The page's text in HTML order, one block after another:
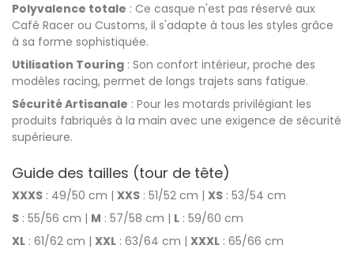
Polyvalence totale : Ce casque n'est pas réservé aux
Café Racer ou Customs, il s'adapte à tous les styles grâce
à sa forme sophistiquée.
Utilisation Touring : Son confort intérieur, proche des
modèles racing, permet de longs trajets sans fatigue.
Sécurité Artisanale : Pour les motards privilégiant les
produits fabriqués à la main avec une exigence de sécurité
supérieure.
Guide des tailles (tour de tête)
XXXS : 49/50 cm | XXS : 51/52 cm | XS : 53/54 cm
S : 55/56 cm | M : 57/58 cm | L : 59/60 cm
XL : 61/62 cm | XXL : 63/64 cm | XXXL : 65/66 cm